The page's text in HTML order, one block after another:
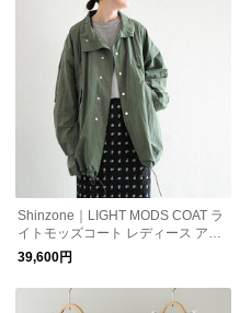
Shinzone｜LIGHT MODS COAT ラ
イトモッズコート レディース アウ
ター ミリタリー カーキグリーン 25
smsco03
39,600円